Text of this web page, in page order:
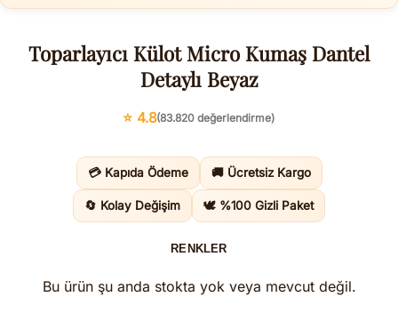
Toparlayıcı Külot Micro Kumaş Dantel
Detaylı Beyaz
⭐ 4.8(83.820 değerlendirme)
💳 Kapıda Ödeme 🚚 Ücretsiz Kargo
🔄 Kolay Değişim 🕊️ %100 Gizli Paket
RENKLER
Bu ürün şu anda stokta yok veya mevcut değil.